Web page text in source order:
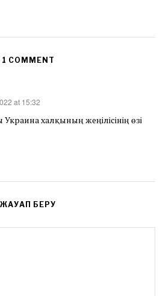
1 COMMENT
at 15:32
халқының жеңілісінің өзі
ЖАУАП БЕРУ